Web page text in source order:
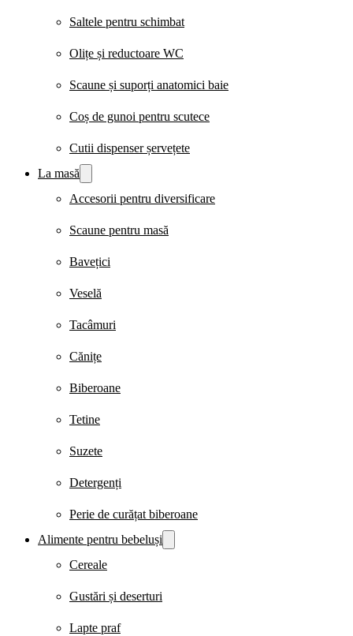
Saltele pentru schimbat
Olițe și reductoare WC
Scaune și suporți anatomici baie
Coș de gunoi pentru scutece
Cutii dispenser șervețete
La masă
Accesorii pentru diversificare
Scaune pentru masă
Bavețici
Veselă
Tacâmuri
Cănițe
Biberoane
Tetine
Suzete
Detergenți
Perie de curățat biberoane
Alimente pentru bebeluși
Cereale
Gustări și deserturi
Lapte praf